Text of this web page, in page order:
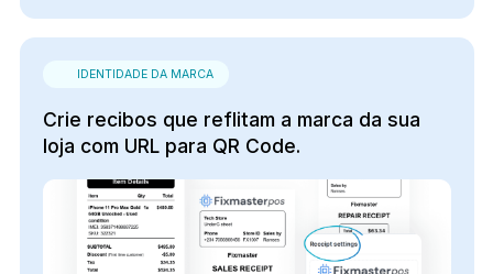
IDENTIDADE DA MARCA
Crie recibos que reflitam a marca da sua
loja com URL para QR Code.